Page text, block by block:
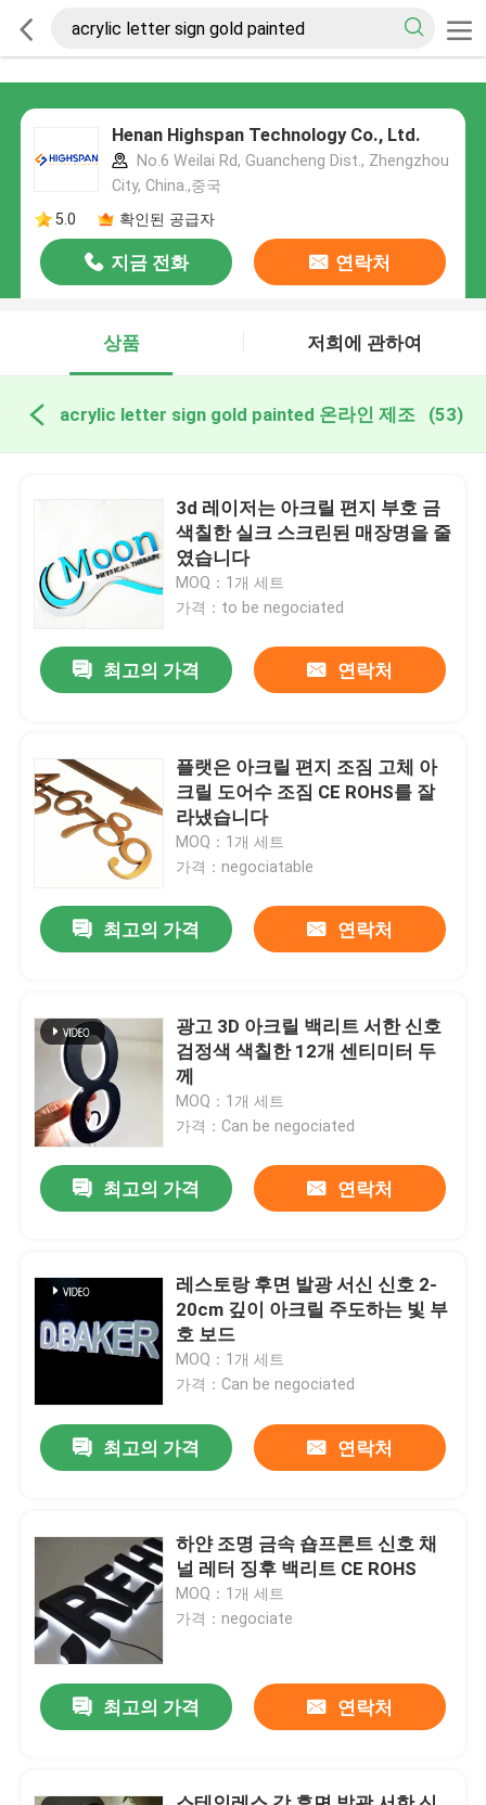
Henan Highspan Technology Co., Ltd.
No.6 Weilai Rd, Guancheng Dist., Zhengzhou
City, China.,중국
5.0
확인된 공급자
지금 전화 연락처
상품 저희에 관하여
acrylic letter sign gold painted 온라인 제조 (53)
3d 레이저는 아크릴 편지 부호 금
색칠한 실크 스크린된 매장명을 줄
였습니다
MOQ：1개 세트
가격：to be negociated
최고의 가격 연락처
플랫은 아크릴 편지 조짐 고체 아
크릴 도어수 조짐 CE ROHS를 잘
라냈습니다
MOQ：1개 세트
가격：negociatable
최고의 가격 연락처
광고 3D 아크릴 백리트 서한 신호
검정색 색칠한 12개 센티미터 두
께
MOQ：1개 세트
가격：Can be negociated
최고의 가격 연락처
레스토랑 후면 발광 서신 신호 2-
20cm 깊이 아크릴 주도하는 빛 부
호 보드
MOQ：1개 세트
가격：Can be negociated
최고의 가격 연락처
하얀 조명 금속 숍프론트 신호 채
널 레터 징후 백리트 CE ROHS
MOQ：1개 세트
가격：negociate
최고의 가격 연락처